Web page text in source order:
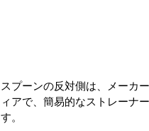
スプーンの反対側は、メーカ
ィアで、簡易的なストレーナ
す。